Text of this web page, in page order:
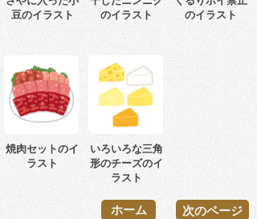
豆のイラスト
のイラスト
のイラスト
焼肉セットのイ
ラスト
いろいろな三角
形のチーズのイ
ラスト
次のページ
ホーム